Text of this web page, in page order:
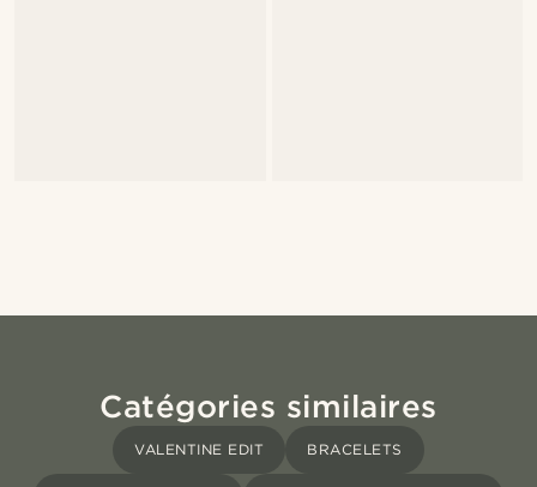
Catégories similaires
VALENTINE EDIT BRACELETS